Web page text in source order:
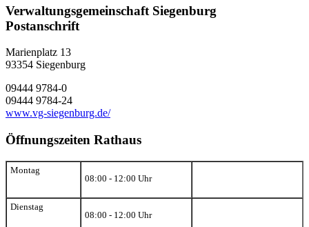
Verwaltungsgemeinschaft Siegenburg
Postanschrift
Marienplatz 13
93354 Siegenburg
09444 9784-0
09444 9784-24
www.vg-siegenburg.de/
Öffnungszeiten Rathaus
Montag
08:00 - 12:00 Uhr
Dienstag
08:00 - 12:00 Uhr